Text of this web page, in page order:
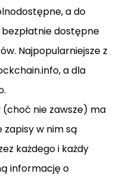
a do
bezpłatnie dostępne
Najpopularniejsze z
a dla
(choć nie zawsze) ma
zapisy w nim są
każdego i każdy
informację o